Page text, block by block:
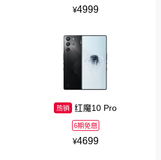
¥4999
热销 红魔10 Pro
6期免息
¥4699